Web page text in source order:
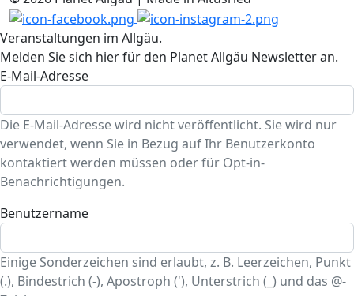
Veranstaltungen im Allgäu.
Melden Sie sich hier für den Planet Allgäu Newsletter an.
E-Mail-Adresse
Die E-Mail-Adresse wird nicht veröffentlicht. Sie wird nur
verwendet, wenn Sie in Bezug auf Ihr Benutzerkonto
kontaktiert werden müssen oder für Opt-in-
Benachrichtigungen.
Benutzername
Einige Sonderzeichen sind erlaubt, z. B. Leerzeichen, Punkt
(.), Bindestrich (-), Apostroph ('), Unterstrich (_) und das @-